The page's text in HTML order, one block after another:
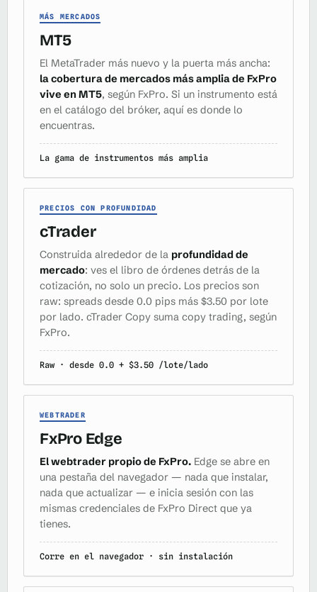
MÁS MERCADOS
MT5
El MetaTrader más nuevo y la puerta más ancha:
la cobertura de mercados más amplia de FxPro
vive en MT5, según FxPro. Si un instrumento está
en el catálogo del bróker, aquí es donde lo
encuentras.
La gama de instrumentos más amplia
PRECIOS CON PROFUNDIDAD
cTrader
Construida alrededor de la profundidad de
mercado: ves el libro de órdenes detrás de la
cotización, no solo un precio. Los precios son
raw: spreads desde 0.0 pips más $3.50 por lote
por lado. cTrader Copy suma copy trading, según
FxPro.
Raw · desde 0.0 + $3.50 /lote/lado
WEBTRADER
FxPro Edge
El webtrader propio de FxPro. Edge se abre en
una pestaña del navegador — nada que instalar,
nada que actualizar — e inicia sesión con las
mismas credenciales de FxPro Direct que ya
tienes.
Corre en el navegador · sin instalación